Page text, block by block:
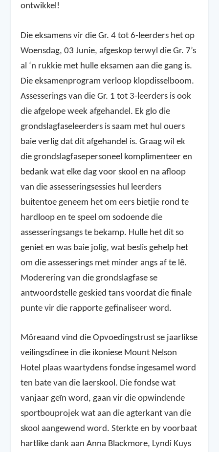
ontwikkel!
Die eksamens vir die Gr. 4 tot 6-leerders het op
Woensdag, 03 Junie, afgeskop terwyl die Gr. 7’s
al ‘n rukkie met hulle eksamen aan die gang is.
Die eksamenprogram verloop klopdisselboom.
Assesserings van die Gr. 1 tot 3-leerders is ook
die afgelope week afgehandel. Ek glo die
grondslagfaseleerders is saam met hul ouers
baie verlig dat dit afgehandel is. Graag wil ek
die grondslagfasepersoneel komplimenteer en
bedank wat elke dag voor skool en na afloop
van die assesseringsessies hul leerders
buitentoe geneem het om eers bietjie rond te
hardloop en te speel om sodoende die
assesseringsangs te bekamp. Hulle het dit so
geniet en was baie jolig, wat beslis gehelp het
om die assesserings met minder angs af te lê.
Moderering van die grondslagfase se
antwoordstelle geskied tans voordat die finale
punte vir die rapporte gefinaliseer word.
Môreaand vind die Opvoedingstrust se jaarlikse
veilingsdinee in die ikoniese Mount Nelson
Hotel plaas waartydens fondse ingesamel word
ten bate van die laerskool. Die fondse wat
vanjaar geïn word, gaan vir die opwindende
sportbouprojek wat aan die agterkant van die
skool aangewend word. Sterkte en by voorbaat
hartlike dank aan Anna Blackmore, Lyndi Kuys